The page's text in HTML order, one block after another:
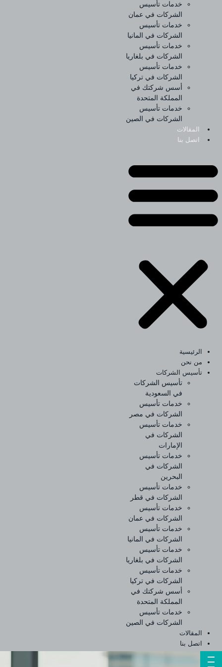
خدمات تأسيس
الشركات في عمان
خدمات تأسيس
الشركات في المانيا
خدمات تأسيس
الشركات في بلغاريا
خدمات تأسيس
الشركات في تركيا
أسس شركتك في
المملكة المتحدة
خدمات تأسيس
الشركات في الصين
المقالات
اتصل بنا
الرئيسية
من نحن
تأسيس الشركات
تأسيس الشركات
في السعودية
خدمات تأسيس
الشركات في مصر
خدمات تأسيس
الشركات في
الإمارات
خدمات تأسيس
الشركات في
البحرين
خدمات تأسيس
الشركات في قطر
خدمات تأسيس
الشركات في عمان
خدمات تأسيس
الشركات في المانيا
خدمات تأسيس
الشركات في بلغاريا
خدمات تأسيس
الشركات في تركيا
أسس شركتك في
المملكة المتحدة
خدمات تأسيس
الشركات في الصين
المقالات
اتصل بنا